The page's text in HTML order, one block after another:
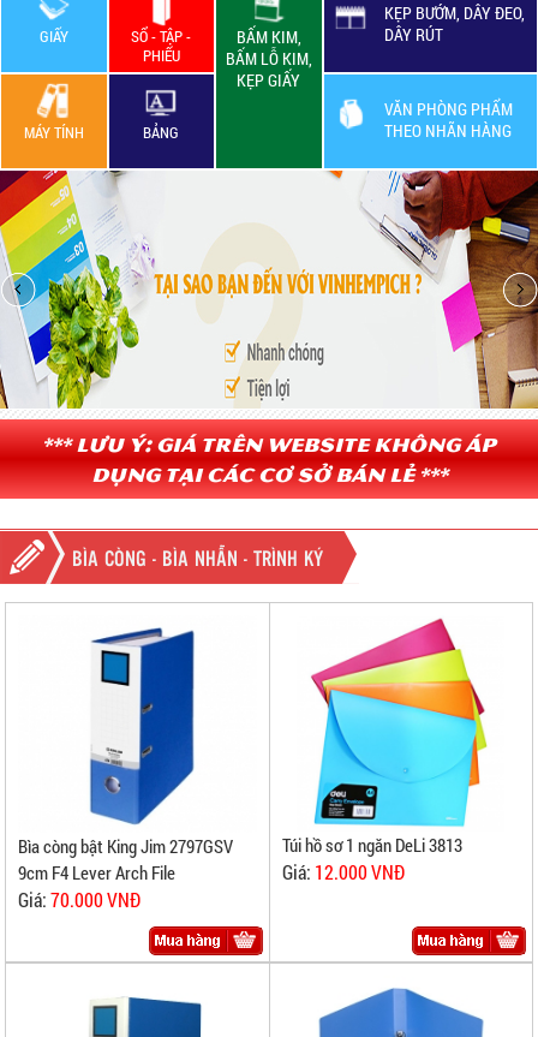
GIẤY
SỔ - TẬP -
PHIẾU
BẤM KIM,
BẤM LỖ KIM,
KẸP GIẤY
KẸP BƯỚM, DÂY ĐEO,
DÂY RÚT
VĂN PHÒNG PHẨM
THEO NHÃN HÀNG
MÁY TÍNH BẢNG
*** Lưu ý: Giá trên website không áp
dụng tại các cơ sở bán lẻ ***
BÌA CÒNG - BÌA NHẪN - TRÌNH KÝ
Bìa còng bật King Jim 2797GSV
9cm F4 Lever Arch File
Giá:70.000 VNĐ
Túi hồ sơ 1 ngăn DeLi 3813
Giá: 12.000 VNĐ